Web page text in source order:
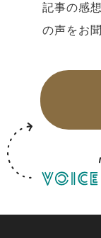
記事の感
の声をお